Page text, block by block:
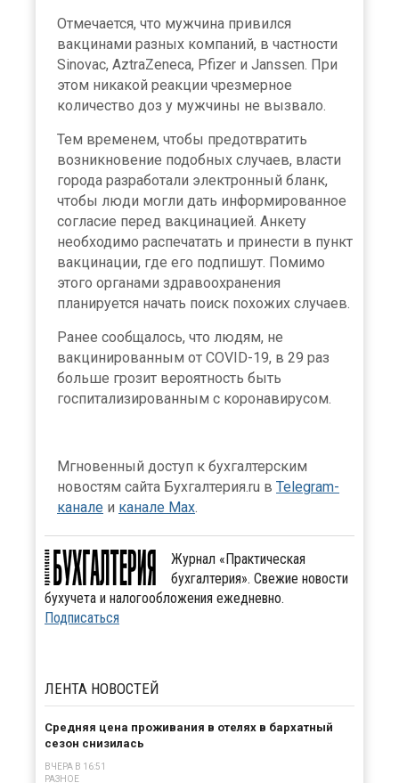
Отмечается, что мужчина привился
вакцинами разных компаний, в частности
Sinovac, AztraZeneca, Pfizer и Janssen. При
этом никакой реакции чрезмерное
количество доз у мужчины не вызвало.
Тем временем, чтобы предотвратить
возникновение подобных случаев, власти
города разработали электронный бланк,
чтобы люди могли дать информированное
согласие перед вакцинацией. Анкету
необходимо распечатать и принести в пункт
вакцинации, где его подпишут. Помимо
этого органами здравоохранения
планируется начать поиск похожих случаев.
Ранее сообщалось, что людям, не
вакцинированным от COVID-19, в 29 раз
больше грозит вероятность быть
госпитализированным с коронавирусом.
Мгновенный доступ к бухгалтерским
новостям сайта Бухгалтерия.ru в Telegram-
канале и канале Max.
Журнал «Практическая
бухгалтерия». Свежие новости
бухучета и налогообложения ежедневно.
Подписаться
ЛЕНТА НОВОСТЕЙ
Средняя цена проживания в отелях в бархатный
сезон снизилась
ВЧЕРА В 16:51
РАЗНОЕ